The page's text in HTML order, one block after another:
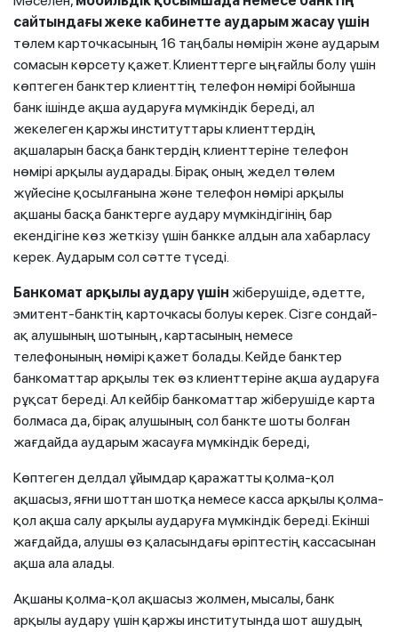
сайтындағы жеке кабинетте аударым жасау үшін
төлем карточкасының 16 таңбалы нөмірін және аударым
сомасын көрсету қажет. Клиенттерге ыңғайлы болу үшін
көптеген банктер клиенттің телефон нөмірі бойынша
банк ішінде ақша аударуға мүмкіндік береді, ал
жекелеген қаржы институттары клиенттердің
ақшаларын басқа банктердің клиенттеріне телефон
нөмірі арқылы аударады. Бірақ оның жедел төлем
жүйесіне қосылғанына және телефон нөмірі арқылы
ақшаны басқа банктерге аудару мүмкіндігінің бар
екендігіне көз жеткізу үшін банкке алдын ала хабарласу
керек. Аударым сол сәтте түседі.
Банкомат арқылы аудару үшін жіберушіде, әдетте,
эмитент-банктің карточкасы болуы керек. Сізге сондай-
ақ алушының шотының, картасының немесе
телефонының нөмірі қажет болады. Кейде банктер
банкоматтар арқылы тек өз клиенттеріне ақша аударуға
рұқсат береді. Ал кейбір банкоматтар жіберушіде карта
болмаса да, бірақ алушының сол банкте шоты болған
жағдайда аударым жасауға мүмкіндік береді,
Көптеген делдал ұйымдар қаражатты қолма-қол
ақшасыз, яғни шоттан шотқа немесе касса арқылы қолма-
қол ақша салу арқылы аударуға мүмкіндік береді. Екінші
жағдайда, алушы өз қаласындағы әріптестің кассасынан
ақша ала алады.
Ақшаны қолма-қол ақшасыз жолмен, мысалы, банк
арқылы аудару үшін қаржы институтында шот ашудың